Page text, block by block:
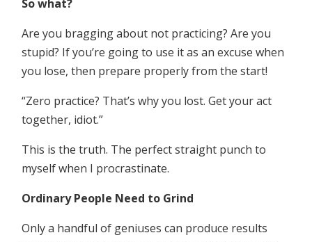
So what?
Are you bragging about not practicing? Are you
stupid? If you’re going to use it as an excuse when
you lose, then prepare properly from the start!
“Zero practice? That’s why you lost. Get your act
together, idiot.”
This is the truth. The perfect straight punch to
myself when I procrastinate.
Ordinary People Need to Grind
Only a handful of geniuses can produce results